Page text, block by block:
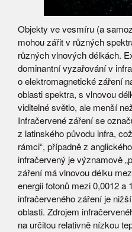
Objekty ve vesmíru (a
mohou zářit v různých
různých vlnových délkách.
dominantní vyzařování v
o elektromagnetické záření
oblasti spektra, s vlnovou
viditelné světlo, ale menší
Infračervené záření se
z latinského původu infra,
rámci“, případně z
infračervený je významově
záření má vlnovou délku
energii fotonů mezi 0,0012 a
infračerveného záření je
oblasti. Zdrojem
na určitou relativně nízkou